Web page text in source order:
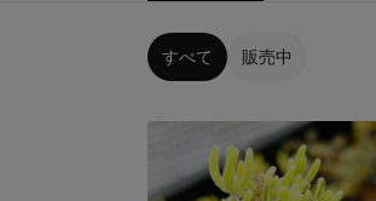
すべて 販売中